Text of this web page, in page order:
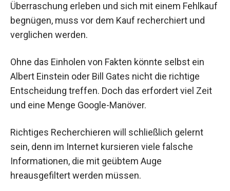
Überraschung erleben und sich mit einem Fehlkauf
begnügen, muss vor dem Kauf recherchiert und
verglichen werden.
Ohne das Einholen von Fakten könnte selbst ein
Albert Einstein oder Bill Gates nicht die richtige
Entscheidung treffen. Doch das erfordert viel Zeit
und eine Menge Google-Manöver.
Richtiges Recherchieren will schließlich gelernt
sein, denn im Internet kursieren viele falsche
Informationen, die mit geübtem Auge
hreausgefiltert werden müssen.